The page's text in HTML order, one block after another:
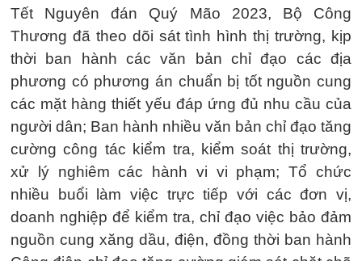
Tết Nguyên đán Quý Mão 2023, Bộ Công
Thương đã theo dõi sát tình hình thị trường, kịp
thời ban hành các văn bản chỉ đạo các địa
phương có phương án chuẩn bị tốt nguồn cung
các mặt hàng thiết yếu đáp ứng đủ nhu cầu của
người dân; Ban hành nhiều văn bản chỉ đạo tăng
cường công tác kiểm tra, kiểm soát thị trường,
xử lý nghiêm các hành vi vi phạm; Tổ chức
nhiều buổi làm việc trực tiếp với các đơn vị,
doanh nghiệp để kiểm tra, chỉ đạo việc bảo đảm
nguồn cung xăng dầu, điện, đồng thời ban hành